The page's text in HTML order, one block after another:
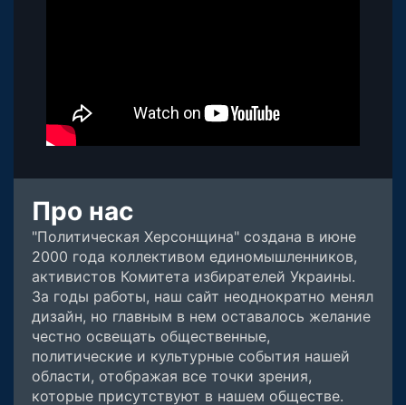
Про нас
"Политическая Херсонщина" создана в июне
2000 года коллективом единомышленников,
активистов Комитета избирателей Украины.
За годы работы, наш сайт неоднократно менял
дизайн, но главным в нем оставалось желание
честно освещать общественные,
политические и культурные события нашей
области, отображая все точки зрения,
которые присутствуют в нашем обществе.